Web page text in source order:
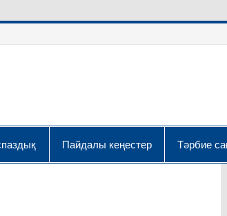
Пайдалы кеңестер Тәрбие